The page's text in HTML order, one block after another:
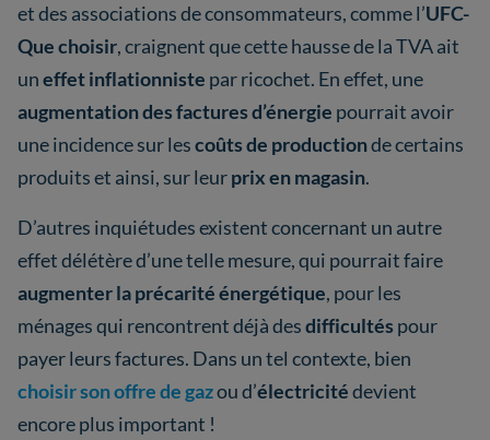
et des associations de consommateurs, comme l’UFC-
Que choisir, craignent que cette hausse de la TVA ait
uneffet inflationniste par ricochet. En effet, une
augmentation des factures d’énergie pourrait avoir
une incidence sur lescoûts de productionde certains
produits et ainsi, sur leurprix en magasin.
D’autres inquiétudes existent concernant un autre
effet délétère d’une telle mesure, qui pourrait faire
augmenter la précarité énergétique, pour les
ménages qui rencontrent déjà desdifficultés pour
payer leurs factures. Dans un tel contexte, bien
choisir son offre de gazou d’électricitédevient
encore plus important !